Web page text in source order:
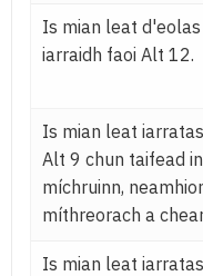
Is mian leat
iarraidh faoi Alt 12.
Is mian leat
Alt 9 chun taifead
míchruinn,
míthreorach a
Is mian leat